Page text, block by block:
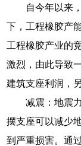
自今年以来
下，工程橡胶产
工程橡胶产业的
激烈，由此导致
建筑支座利润，
减震：地震
摆支座可以减少
到严重损害。通